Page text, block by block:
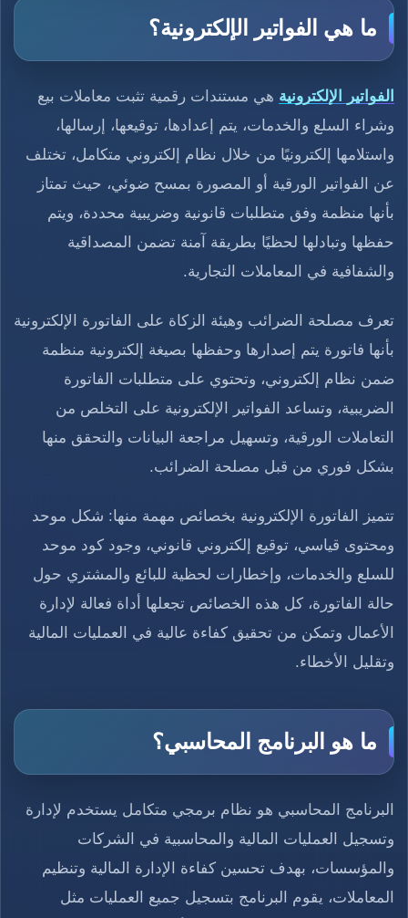
ما هي الفواتير الإلكترونية؟
الفواتير الإلكترونية هي مستندات رقمية تثبت معاملات بيع
وشراء السلع والخدمات، يتم إعدادها، توقيعها، إرسالها،
واستلامها إلكترونيًا من خلال نظام إلكتروني متكامل، تختلف
عن الفواتير الورقية أو المصورة بمسح ضوئي، حيث تمتاز
بأنها منظمة وفق متطلبات قانونية وضريبية محددة، ويتم
حفظها وتبادلها لحظيًا بطريقة آمنة تضمن المصداقية
والشفافية في المعاملات التجارية.
تعرف مصلحة الضرائب وهيئة الزكاة على الفاتورة الإلكترونية
بأنها فاتورة يتم إصدارها وحفظها بصيغة إلكترونية منظمة
ضمن نظام إلكتروني، وتحتوي على متطلبات الفاتورة
الضريبية، وتساعد الفواتير الإلكترونية على التخلص من
التعاملات الورقية، وتسهيل مراجعة البيانات والتحقق منها
بشكل فوري من قبل مصلحة الضرائب.
تتميز الفاتورة الإلكترونية بخصائص مهمة منها: شكل موحد
ومحتوى قياسي، توقيع إلكتروني قانوني، وجود كود موحد
للسلع والخدمات، وإخطارات لحظية للبائع والمشتري حول
حالة الفاتورة، كل هذه الخصائص تجعلها أداة فعالة لإدارة
الأعمال وتمكن من تحقيق كفاءة عالية في العمليات المالية
وتقليل الأخطاء.
ما هو البرنامج المحاسبي؟
البرنامج المحاسبي هو نظام برمجي متكامل يستخدم لإدارة
وتسجيل العمليات المالية والمحاسبية في الشركات
والمؤسسات، بهدف تحسين كفاءة الإدارة المالية وتنظيم
المعاملات، يقوم البرنامج بتسجيل جميع العمليات مثل